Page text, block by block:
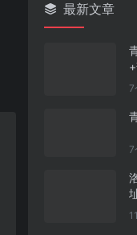
最新文章
7
7